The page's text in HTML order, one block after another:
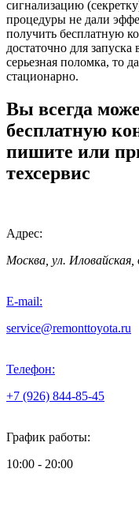
сигнализацию
процедуры не дали
получить бесплатную
достаточно для
серьезная поломка, то
стационарно.
Вы всегда
бесплатную
пишите или
техсервис
Адрес:
Москва, ул. Иловайская,
E-mail:
service@remonttoyota.ru
Телефон:
+7 (926) 844-85-45
График работы:
10:00 - 20:00